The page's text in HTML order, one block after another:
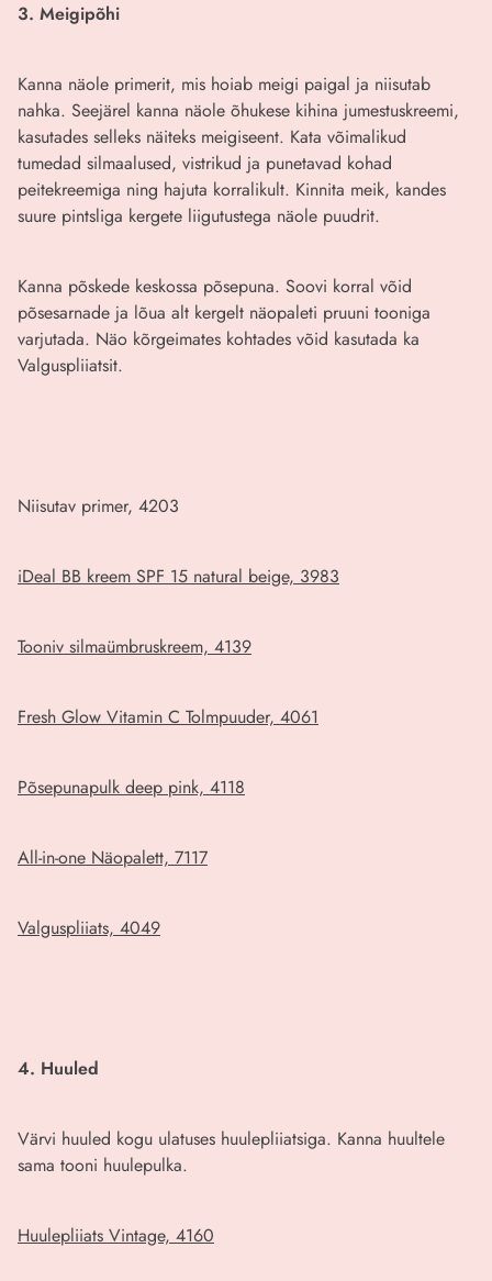
3. Meigipõhi
Kanna näole primerit, mis hoiab meigi paigal ja niisutab
nahka. Seejärel kanna näole õhukese kihina jumestuskreemi,
kasutades selleks näiteks meigiseent. Kata võimalikud
tumedad silmaalused, vistrikud ja punetavad kohad
peitekreemiga ning hajuta korralikult. Kinnita meik, kandes
suure pintsliga kergete liigutustega näole puudrit.
Kanna põskede keskossa põsepuna. Soovi korral võid
põsesarnade ja lõua alt kergelt näopaleti pruuni tooniga
varjutada. Näo kõrgeimates kohtades võid kasutada ka
Valguspliiatsit.
Niisutav primer, 4203
iDeal BB kreem SPF 15 natural beige, 3983
Tooniv silmaümbruskreem, 4139
Fresh Glow Vitamin C Tolmpuuder, 4061
Põsepunapulk deep pink, 4118
All-in-one Näopalett, 7117
Valguspliiats, 4049
4. Huuled
Värvi huuled kogu ulatuses huulepliiatsiga. Kanna huultele
sama tooni huulepulka.
Huulepliiats Vintage, 4160